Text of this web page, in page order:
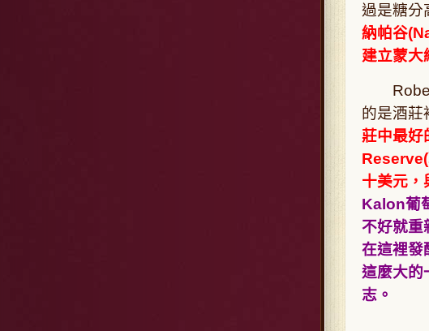
過是糖分
納帕谷
建立蒙大
Robert
的是酒莊
莊中最
十美元
Kalon葡
不好就重
在這裡發
這麼大的
志。